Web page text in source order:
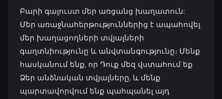
Բարի գալուստ մեր առցանց խաղատուն:
Մեր առաջնահերթություններից է ապահովել
մեր խաղացողների տվյալների
գաղտնիությունը և անվտանգությունը։ Մենք
հասկանում ենք, որ Դուք մեզ վստահում եք
Ձեր անձնական տվյալները, և մենք
պարտավորվում ենք պահպանել այդ